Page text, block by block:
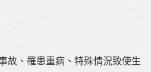
故、罹患重病、特殊情況致使生